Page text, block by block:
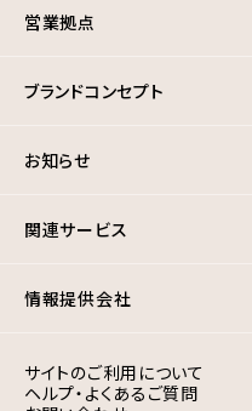
営業拠点
ブランドコンセプト
お知らせ
関連サービス
情報提供会社
サイトのご利用について
ヘルプ・よくあるご質問